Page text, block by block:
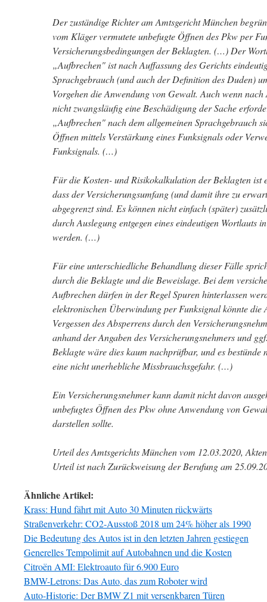
Der zuständige Richter am Amtsgericht München
vom Kläger vermutete unbefugte Öffnen des Pkw per
Versicherungsbedingungen der Beklagten. (…) Der
„Aufbrechen" ist nach Auffassung des Gerichts
Sprachgebrauch (und auch der Definition des Duden)
Vorgehen die Anwendung von Gewalt. Auch wenn
nicht zwangsläufig eine Beschädigung der Sache
„Aufbrechen" nach dem allgemeinen Sprachgebrauch
Öffnen mittels Verstärkung eines Funksignals oder
Funksignals. (…)
Für die Kosten- und Risikokalkulation der Beklagten ist
dass der Versicherungsumfang (und damit ihre zu
abgegrenzt sind. Es können nicht einfach (später)
durch Auslegung entgegen eines eindeutigen Wortlauts
werden. (…)
Für eine unterschiedliche Behandlung dieser Fälle
durch die Beklagte und die Beweislage. Bei dem
Aufbrechen dürfen in der Regel Spuren hinterlassen
elektronischen Überwindung per Funksignal könnte die
Vergessen des Absperrens durch den
anhand der Angaben des Versicherungsnehmers und
Beklagte wäre dies kaum nachprüfbar, und es bestünde
eine nicht unerhebliche Missbrauchsgefahr. (…)
Ein Versicherungsnehmer kann damit nicht davon
unbefugtes Öffnen des Pkw ohne Anwendung von
darstellen sollte.
Urteil des Amtsgerichts München vom 12.03.2020,
Urteil ist nach Zurückweisung der Berufung am
Ähnliche Artikel:
Krass: Hund fährt mit Auto 30 Minuten rückwärts
Straßenverkehr: CO2-Ausstoß 2018 um 24% höher als 1990
Die Bedeutung des Autos ist in den letzten Jahren gestiegen
Generelles Tempolimit auf Autobahnen und die Kosten
Citroën AMI: Elektroauto für 6.900 Euro
BMW-Letrons: Das Auto, das zum Roboter wird
Auto-Historie: Der BMW Z1 mit versenkbaren Türen